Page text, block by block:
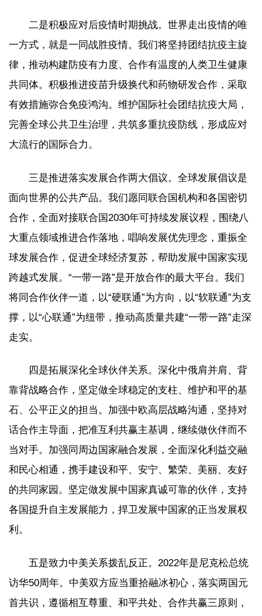
二是积极应对后疫情时期挑战。世界走出疫情的唯
一方式，就是一同战胜疫情。我们将坚持团结抗疫主旋
律，推动构建防疫有力度、合作有温度的人类卫生健康
共同体。积极推进疫苗升级换代和药物研发合作，采取
有效措施弥合免疫鸿沟。维护国际社会团结抗疫大局，
完善全球公共卫生治理，共筑多重抗疫防线，形成应对
大流行的国际合力。
三是推进落实发展合作两大倡议。全球发展倡议是
面向世界的公共产品。我们愿同联合国机构和各国密切
合作，全面对接联合国2030年可持续发展议程，围绕八
大重点领域推进合作落地，唱响发展优先理念，重振全
球发展合作，促进全球经济复苏，帮助发展中国家实现
跨越式发展。“一带一路”是开放合作的最大平台。我们
将同合作伙伴一道，以“硬联通”为方向，以“软联通”为支
撑，以“心联通”为纽带，推动高质量共建“一带一路”走深
走实。
四是拓展深化全球伙伴关系。深化中俄肩并肩、背
靠背战略合作，坚定做全球稳定的支柱、维护和平的基
石、公平正义的担当。加强中欧高层战略沟通，坚持对
话合作主导面，把准互利共赢主基调，继续做伙伴而不
当对手。加强同周边国家融合发展，全面深化利益交融
和民心相通，携手建设和平、安宁、繁荣、美丽、友好
的共同家园。坚定做发展中国家真诚可靠的伙伴，支持
各国提升自主发展能力，捍卫发展中国家的正当发展权
利。
五是致力中美关系拨乱反正。2022年是尼克松总统
访华50周年。中美双方应当重拾融冰初心，落实两国元
首共识，遵循相互尊重、和平共处、合作共赢三原则，